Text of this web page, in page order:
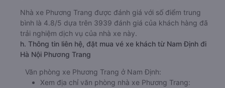
Nhà xe Phương Trang được đánh giá với số điểm trung
bình là 4.8/5 dựa trên 3939 đánh giá của khách hàng đã
trải nghiệm dịch vụ của nhà xe này.
h. Thông tin liên hệ, đặt mua vé xe khách từ Nam Định đi
Hà Nội Phương Trang
Văn phòng xe Phương Trang ở Nam Định:
Xem địa chỉ văn phòng nhà xe Phương Trang: